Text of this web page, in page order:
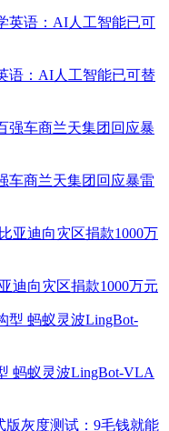
语：AI人工智能已可替
车商兰天集团回应暴雷
迪向灾区捐款1000万元
蚂蚁灵波LingBot-VLA